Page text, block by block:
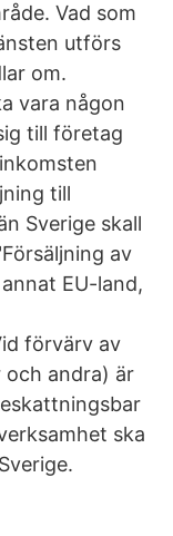
Vad som
utförs
om.
vara någon
till företag
till
Sverige skall
av
EU-land,
förvärv av
andra) är
ska